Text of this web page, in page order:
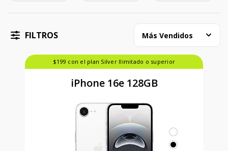
FILTROS Más Vendidos
$199 con el plan Silver Ilimitado o superior
iPhone 16e 128GB